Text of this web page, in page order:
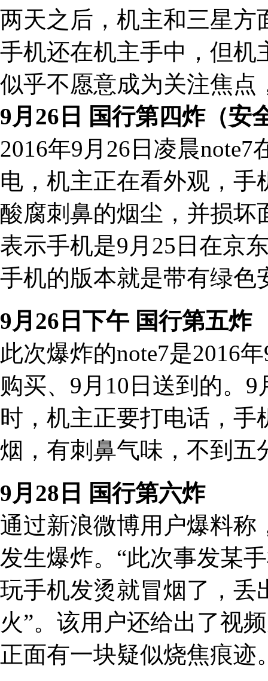
两天之后，机主和三星方
手机还在机主手中，但机
似乎不愿意成为关注焦点
9月26日 国行第四炸（安
2016年9月26日凌晨
电，机主正在看外观，
酸腐刺鼻的烟尘，并损坏
表示手机是9月25日在京
手机的版本就是带有绿色
9月26日下午 国行第五炸
此次爆炸的note7是2016
购买、9月10日送到的。
时，机主正要打电话，
烟，有刺鼻气味，不到五
9月28日 国行第六炸
通过新浪微博用户爆料称
发生爆炸。“此次事发某
玩手机发烫就冒烟了，丢
火”。该用户还给出了视
正面有一块疑似烧焦痕迹